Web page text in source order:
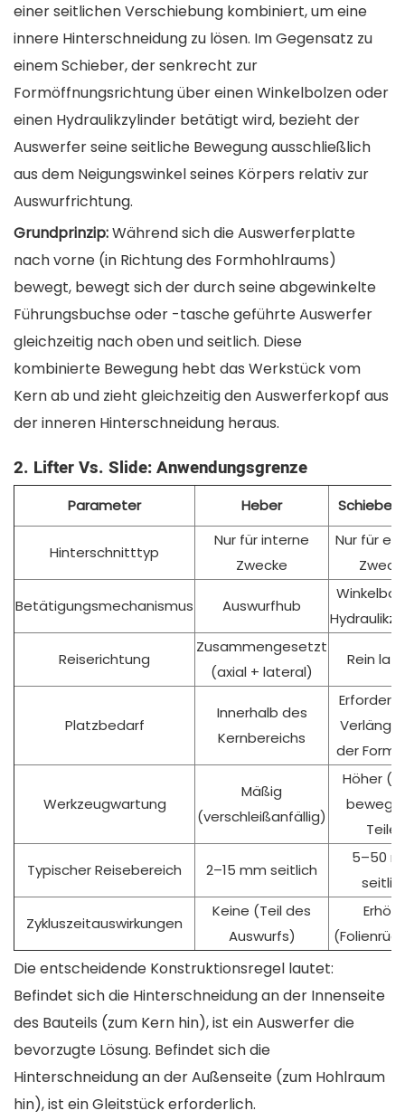
einer seitlichen Verschiebung kombiniert, um eine
innere Hinterschneidung zu lösen. Im Gegensatz zu
einem Schieber, der senkrecht zur
Formöffnungsrichtung über einen Winkelbolzen oder
einen Hydraulikzylinder betätigt wird, bezieht der
Auswerfer seine seitliche Bewegung ausschließlich
aus dem Neigungswinkel seines Körpers relativ zur
Auswurfrichtung.
Grundprinzip:Während sich die Auswerferplatte
nach vorne (in Richtung des Formhohlraums)
bewegt, bewegt sich der durch seine abgewinkelte
Führungsbuchse oder -tasche geführte Auswerfer
gleichzeitig nach oben und seitlich. Diese
kombinierte Bewegung hebt das Werkstück vom
Kern ab und zieht gleichzeitig den Auswerferkopf aus
der inneren Hinterschneidung heraus.
2. Lifter Vs. Slide: Anwendungsgrenze
Parameter Heber
Hinterschnitttyp
Nur für interne
Zwecke
Nur für
Betätigungsmechanismus Auswurfhub
Reiserichtung
Zusammengesetzt
(axial + lateral)
Rein
Platzbedarf
Innerhalb des
Kernbereichs
Erfordert
der
Werkzeugwartung
Mäßig
(verschleißanfällig)
Höher
Teile)
Typischer Reisebereich 2–15 mm seitlich
5–50
Zykluszeitauswirkungen
Keine (Teil des
Auswurfs)
Erhöht
Die entscheidende Konstruktionsregel lautet:
Befindet sich die Hinterschneidung an der Innenseite
des Bauteils (zum Kern hin), ist ein Auswerfer die
bevorzugte Lösung. Befindet sich die
Hinterschneidung an der Außenseite (zum Hohlraum
hin), ist ein Gleitstück erforderlich.